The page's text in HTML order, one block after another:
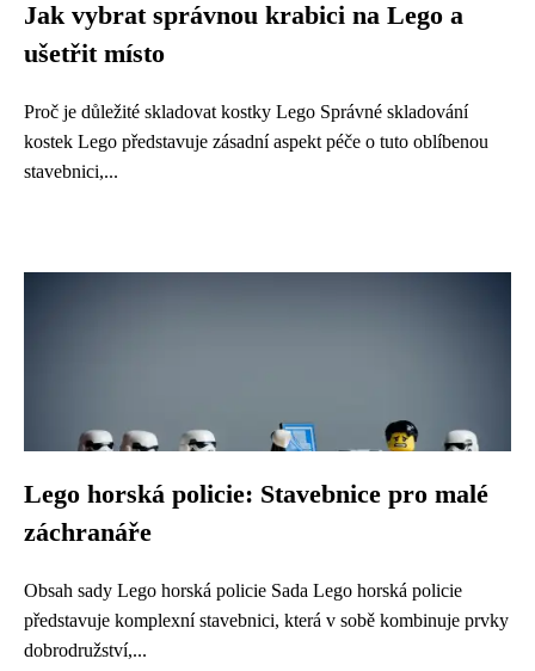
Jak vybrat správnou krabici na Lego a
ušetřit místo
Proč je důležité skladovat kostky Lego Správné skladování
kostek Lego představuje zásadní aspekt péče o tuto oblíbenou
stavebnici,...
Lego horská policie: Stavebnice pro malé
záchranáře
Obsah sady Lego horská policie Sada Lego horská policie
představuje komplexní stavebnici, která v sobě kombinuje prvky
dobrodružství,...